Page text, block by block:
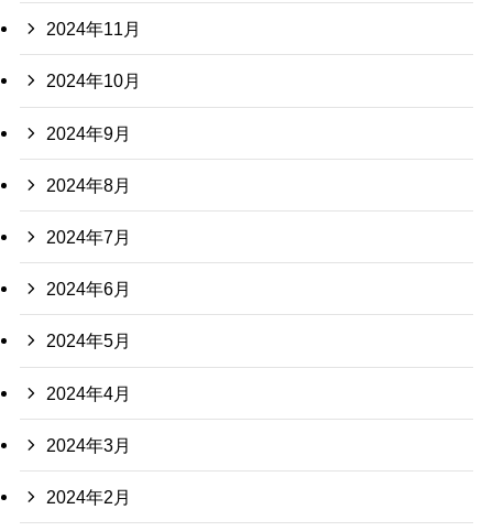
2024年11月
2024年10月
2024年9月
2024年8月
2024年7月
2024年6月
2024年5月
2024年4月
2024年3月
2024年2月